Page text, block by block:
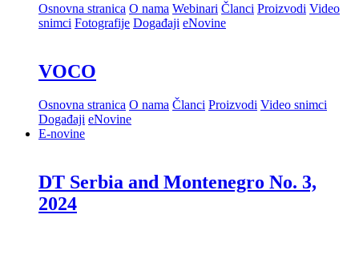
Osnovna stranica O nama Webinari Članci Proizvodi Video
snimci Fotografije Događaji eNovine
VOCO
Osnovna stranica O nama Članci Proizvodi Video snimci
Događaji eNovine
E-novine
DT Serbia and Montenegro No. 3,
2024